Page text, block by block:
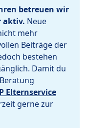
betreuen wir
aktiv. Neue
mehr
Beiträge der
bestehen
Damit du
Elternservice
gerne zur